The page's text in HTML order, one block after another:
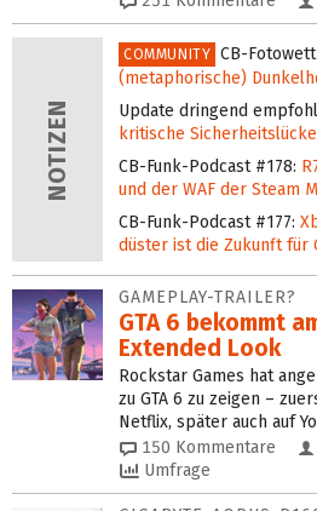
COMMUNITY CB-
(metaphorische)
Update dringend
kritische
CB-Funk-Podcast #178:
und der WAF der Steam
CB-Funk-Podcast #177:
düster ist die Zukunft für
GAMEPLAY-TRAILER?
GTA 6 bekommt
Extended Look
Rockstar Games hat
zu GTA 6 zu zeigen –
Netflix, später auch auf
150 Kommentare
Umfrage